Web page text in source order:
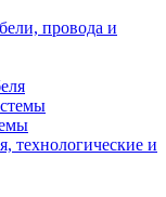
провода и
технологические и